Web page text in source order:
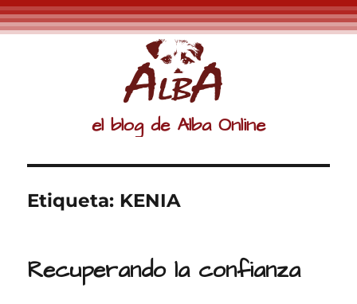
el blog de Alba Online
Etiqueta: KENIA
Recuperando la confianza